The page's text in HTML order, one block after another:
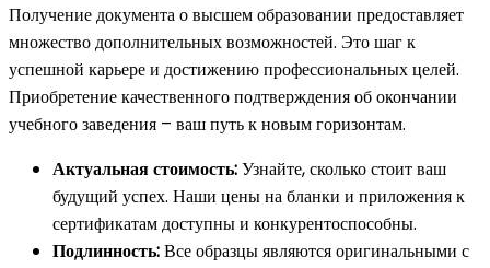
Получение документа о высшем образовании предоставляет
множество дополнительных возможностей. Это шаг к
успешной карьере и достижению профессиональных целей.
Приобретение качественного подтверждения об окончании
учебного заведения – ваш путь к новым горизонтам.
Актуальная стоимость:Узнайте, сколько стоит ваш
будущий успех. Наши цены на бланки и приложения к
сертификатам доступны и конкурентоспособны.
Подлинность:Все образцы являются оригинальными с